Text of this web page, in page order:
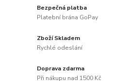
Bezpečná platba
Platební brána GoPay
Zboží Skladem
Rychlé odeslání
Doprava zdarma
Při nákupu nad 1500 Kč